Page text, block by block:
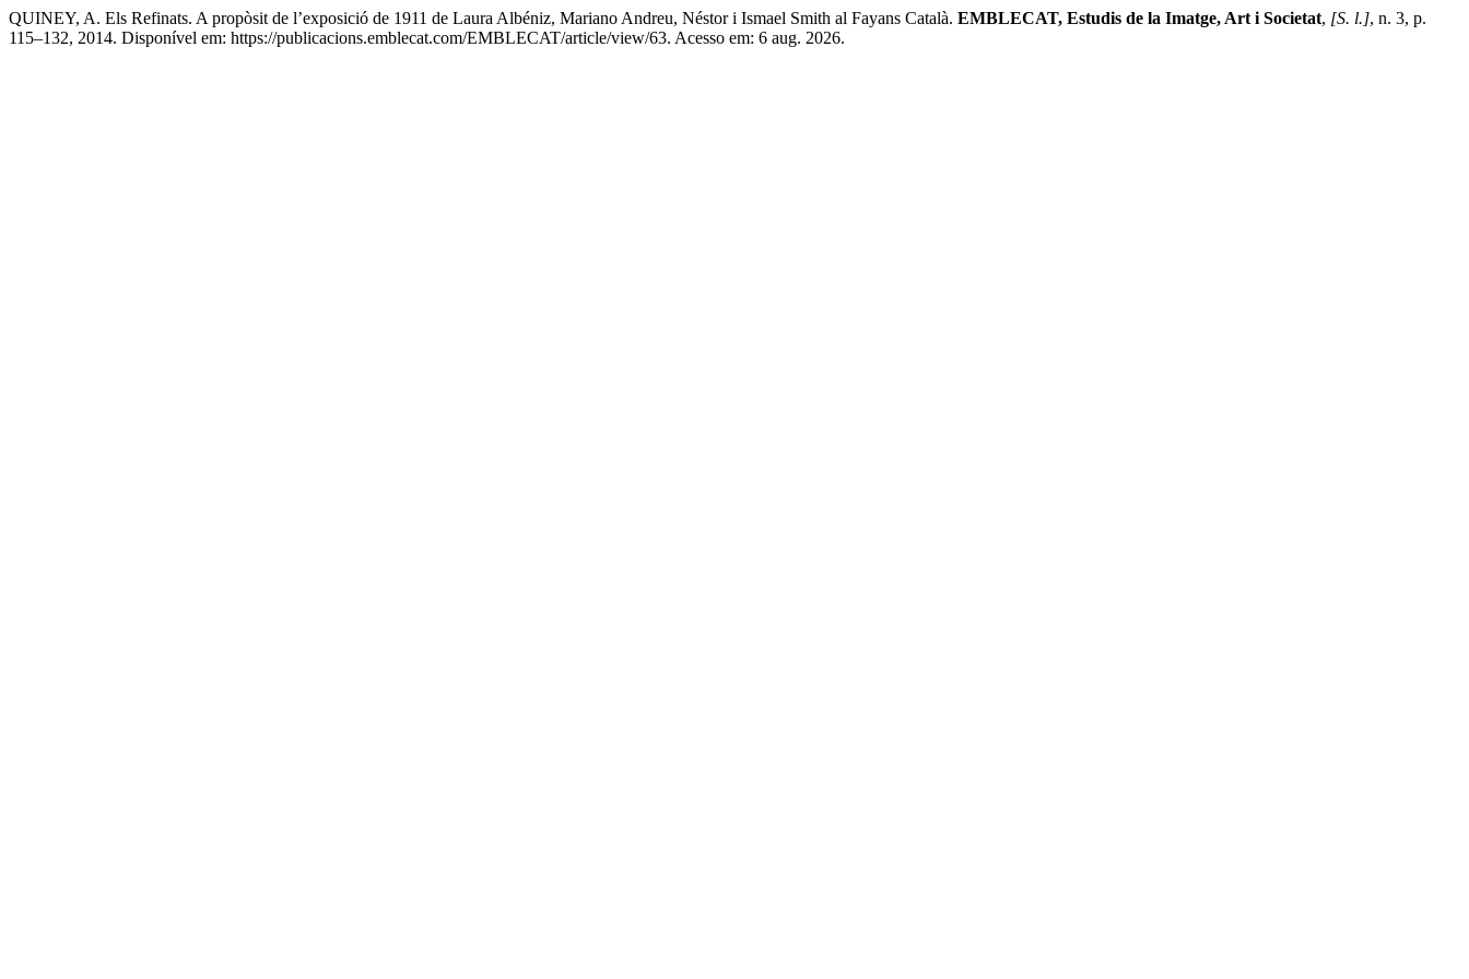
QUINEY, A. Els Refinats. A propòsit de l’exposició de 1911 de Laura Albéniz, Mariano Andreu, Néstor i Ismael Smith al Fayans Català. EMBLECAT, Estudis de la Imatge, Art i Societat, [S. l.], n. 3, p.
115–132, 2014. Disponível em: https://publicacions.emblecat.com/EMBLECAT/article/view/63. Acesso em: 6 aug. 2026.